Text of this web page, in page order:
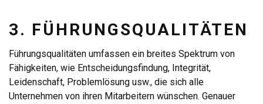
3. FÜHRUNGSQUALITÄTEN
Führungsqualitäten umfassen ein breites Spektrum von
Fähigkeiten, wie Entscheidungsfindung, Integrität,
Leidenschaft, Problemlösung usw., die sich alle
Unternehmen von ihren Mitarbeitern wünschen. Genauer